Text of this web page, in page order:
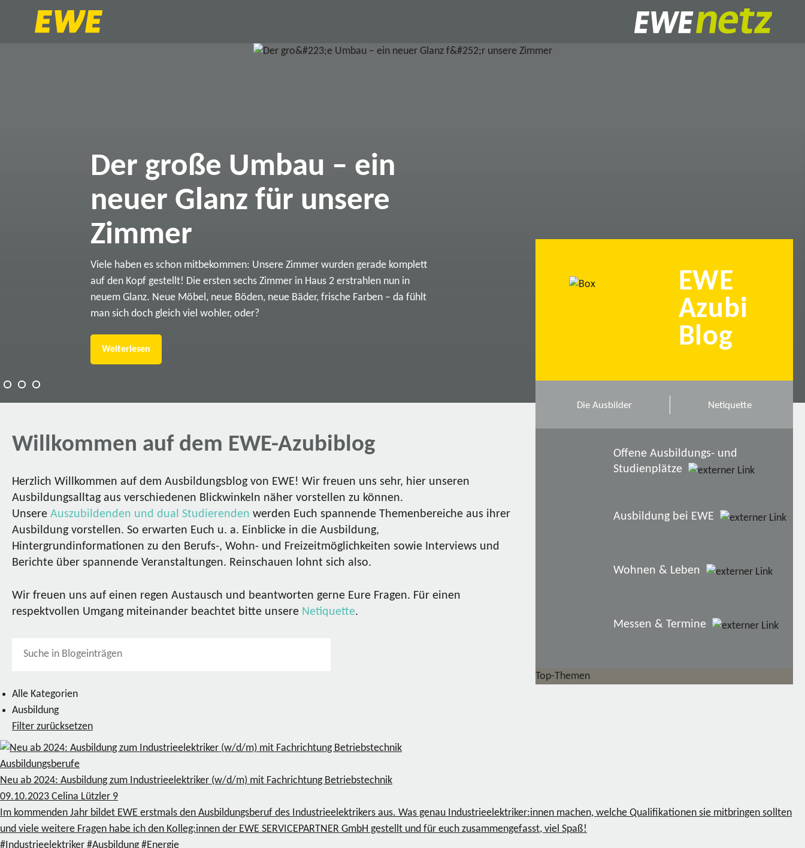
Der große Umbau – ein
neuer Glanz für unsere
Zimmer
Viele haben es schon mitbekommen: Unsere Zimmer wurden gerade komplett
auf den Kopf gestellt! Die ersten sechs Zimmer in Haus 2 erstrahlen nun in
neuem Glanz. Neue Möbel, neue Böden, neue Bäder, frische Farben – da fühlt
man sich doch gleich viel wohler, oder?
Weiterlesen
Willkommen auf dem EWE-Azubiblog
Herzlich Willkommen auf dem Ausbildungsblog von EWE! Wir freuen uns sehr, hier unseren
Ausbildungsalltag aus verschiedenen Blickwinkeln näher vorstellen zu können.
Unsere Auszubildenden und dual Studierenden werden Euch spannende Themenbereiche aus ihrer
Ausbildung vorstellen. So erwarten Euch u. a. Einblicke in die Ausbildung,
Hintergrundinformationen zu den Berufs-, Wohn- und Freizeitmöglichkeiten sowie Interviews und
Berichte über spannende Veranstaltungen. Reinschauen lohnt sich also.
Wir freuen uns auf einen regen Austausch und beantworten gerne Eure Fragen. Für einen
respektvollen Umgang miteinander beachtet bitte unsere Netiquette.
Alle Kategorien
Ausbildung
Filter zurücksetzen
EWE
Azubi
Blog
Die Ausbilder Netiquette
Offene Ausbildungs- und
Studienplätze
Ausbildung bei EWE
Wohnen & Leben
Messen & Termine
Top-Themen
Ausbildungsberufe
Neu ab 2024: Ausbildung zum Industrieelektriker (w/d/m) mit Fachrichtung Betriebstechnik
09.10.2023 Celina Lützler 9
Im kommenden Jahr bildet EWE erstmals den Ausbildungsberuf des Industrieelektrikers aus. Was genau Industrieelektriker:innen machen, welche Qualifikationen sie mitbringen sollten
und viele weitere Fragen habe ich den Kolleg:innen der EWE SERVICEPARTNER GmbH gestellt und für euch zusammengefasst, viel Spaß!
#Industrieelektriker #Ausbildung #Energie